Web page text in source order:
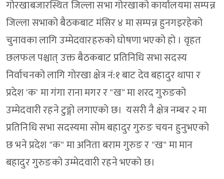
गोरखाबजारस्थित जिल्ला सभा गोरखाको कार्यालयमा सम्पन्न
जिल्ला सभाको बैठकबाट मंसिर ४ मा सम्पन्न हुनगइरहेको
चुनावका लागि उम्मेदवारहरुको घोषणा भएको हो । वृहत
छलफल पश्चात् उक्त बैठकबाट प्रतिनिधि सभा सदस्य
निर्वाचनको लागि गोरखा क्षेत्र नं:१ बाट देव बहादुर थापा र
प्रदेश 'क' मा गंगा राना मगर र "ख" मा शरद गुरुङको
उम्मेदवारी रहने टुङ्गो लगाएको छ। यसरी नै क्षेत्र नम्बर २ मा
प्रतिनिधि सभा सदस्यमा सोम बहादुर गुरुङ चयन हुनुभएको
छ भने प्रदेश "क" मा अनिता बराम गुरुङ र "ख" मा मान
बहादुर गुरुङको उम्मेदवारी रहने भएको छ।